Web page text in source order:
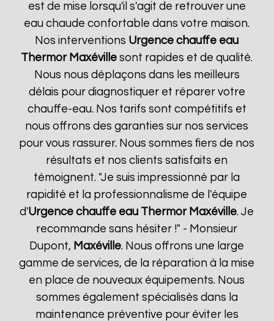
est de mise lorsqu'il s'agit de retrouver une
eau chaude confortable dans votre maison.
Nos interventions Urgence chauffe eau
Thermor Maxéville sont rapides et de qualité.
Nous nous déplaçons dans les meilleurs
délais pour diagnostiquer et réparer votre
chauffe-eau. Nos tarifs sont compétitifs et
nous offrons des garanties sur nos services
pour vous rassurer. Nous sommes fiers de nos
résultats et nos clients satisfaits en
témoignent. "Je suis impressionné par la
rapidité et la professionnalisme de l'équipe
d'Urgence chauffe eau Thermor Maxéville. Je
recommande sans hésiter !" - Monsieur
Dupont, Maxéville. Nous offrons une large
gamme de services, de la réparation à la mise
en place de nouveaux équipements. Nous
sommes également spécialisés dans la
maintenance préventive pour éviter les